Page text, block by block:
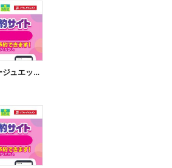
【ご予約受付中】マキアージュエッセンスクッション